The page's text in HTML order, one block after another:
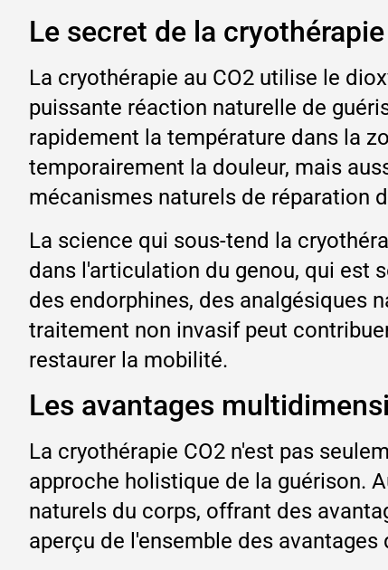
Le secret de la
La cryothérapie au CO2 utilise le
puissante réaction naturelle de
rapidement la température dans la
temporairement la douleur, mais
mécanismes naturels de réparation
La science qui sous-tend la
dans l'articulation du genou, qui est
des endorphines, des analgésiques
traitement non invasif peut
restaurer la mobilité.
Les avantages
La cryothérapie CO2 n'est pas
approche holistique de la guérison.
naturels du corps, offrant des
aperçu de l'ensemble des avantages